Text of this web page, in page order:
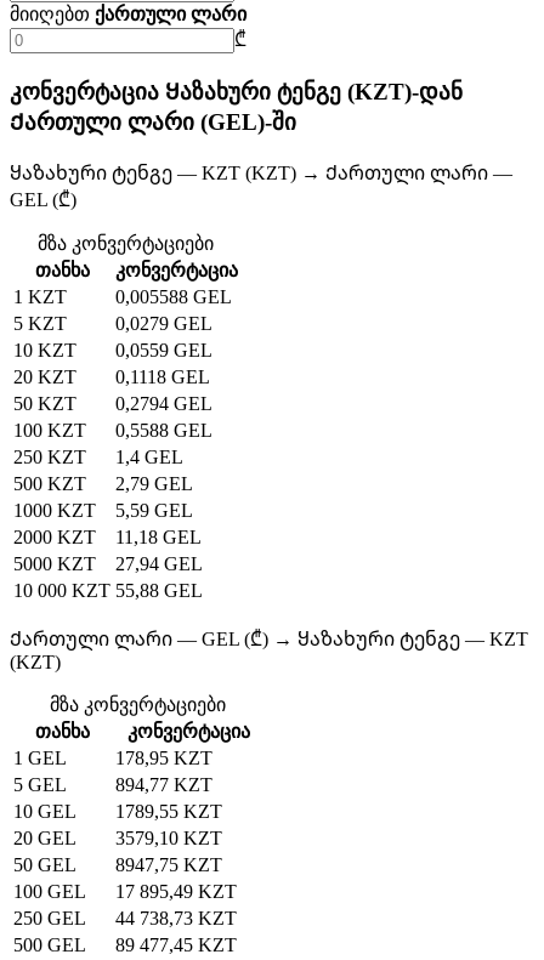
მიიღებთ ქართული ლარი
₾
კონვერტაცია Ყაზახური ტენგე (KZT)-დან
Ქართული ლარი (GEL)-ში
Ყაზახური ტენგე — KZT (KZT) → Ქართული ლარი —
GEL (₾)
მზა კონვერტაციები
თანხა
კონვერტაცია
1 KZT
0,005588 GEL
5 KZT
0,0279 GEL
10 KZT
0,0559 GEL
20 KZT
0,1118 GEL
50 KZT
0,2794 GEL
100 KZT
0,5588 GEL
250 KZT
1,4 GEL
500 KZT
2,79 GEL
1000 KZT
5,59 GEL
2000 KZT
11,18 GEL
5000 KZT
27,94 GEL
10 000 KZT 55,88 GEL
Ქართული ლარი — GEL (₾) → Ყაზახური ტენგე — KZT
(KZT)
მზა კონვერტაციები
თანხა
კონვერტაცია
1 GEL
178,95 KZT
5 GEL
894,77 KZT
10 GEL
1789,55 KZT
20 GEL
3579,10 KZT
50 GEL
8947,75 KZT
100 GEL
17 895,49 KZT
250 GEL
44 738,73 KZT
500 GEL
89 477,45 KZT